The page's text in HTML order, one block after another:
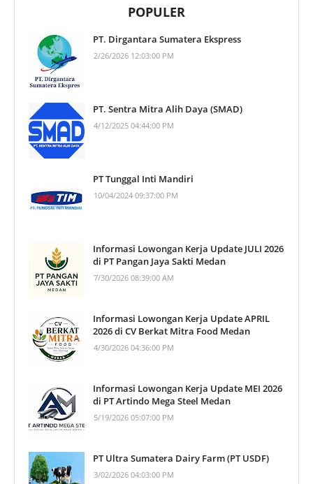
POPULER
PT. Dirgantara Sumatera Ekspress
2/26/2026 12:03:00 PM
PT. Sentra Mitra Alih Daya (SMAD)
4/12/2025 04:44:00 PM
PT Tunggal Inti Mandiri
10/04/2024 09:37:00 PM
Informasi Lowongan Kerja Update JULI 2026
di PT Pangan Jaya Sakti Medan
7/30/2026 08:39:00 AM
Informasi Lowongan Kerja Update APRIL
2026 di CV Berkat Mitra Food Medan
4/30/2026 04:36:00 PM
Informasi Lowongan Kerja Update MEI 2026
di PT Artindo Mega Steel Medan
5/19/2026 05:07:00 PM
PT Ultra Sumatera Dairy Farm (PT USDF)
3/02/2026 04:03:00 PM